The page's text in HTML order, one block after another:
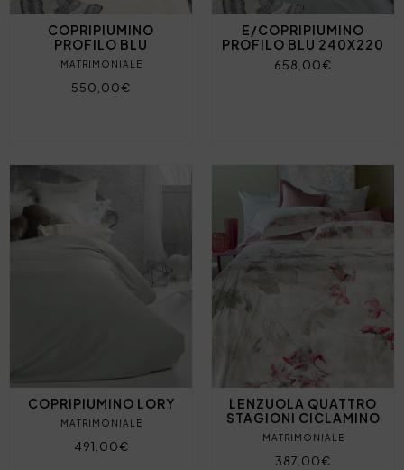
COPRIPIUMINO
PROFILO BLU
MATRIMONIALE
550,00€
E/COPRIPIUMINO
PROFILO BLU 240X220
658,00€
COPRIPIUMINO LORY
MATRIMONIALE
491,00€
LENZUOLA QUATTRO
STAGIONI CICLAMINO
MATRIMONIALE
387,00€